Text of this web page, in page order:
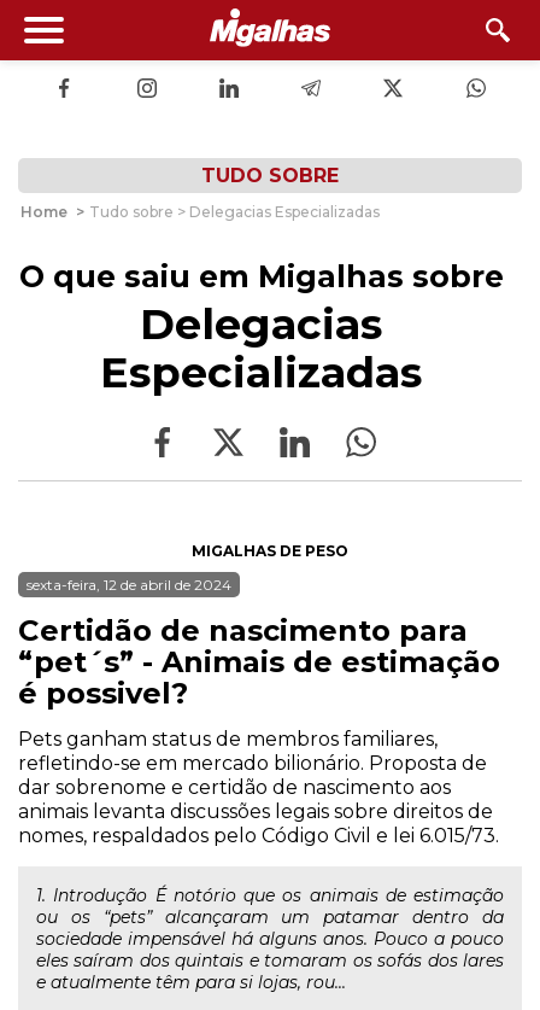
TUDO SOBRE
Home > Tudo sobre > Delegacias Especializadas
O que saiu em Migalhas sobre
Delegacias
Especializadas
MIGALHAS DE PESO
sexta-feira, 12 de abril de 2024
Certidão de nascimento para
“pet´s” - Animais de estimação
é possivel?
Pets ganham status de membros familiares,
refletindo-se em mercado bilionário. Proposta de
dar sobrenome e certidão de nascimento aos
animais levanta discussões legais sobre direitos de
nomes, respaldados pelo Código Civil e lei 6.015/73.
1. Introdução É notório que os animais de estimação
ou os “pets” alcançaram um patamar dentro da
sociedade impensável há alguns anos. Pouco a pouco
eles saíram dos quintais e tomaram os sofás dos lares
e atualmente têm para si lojas, rou...